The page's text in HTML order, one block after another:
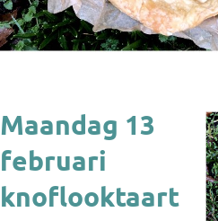
Maandag 13
februari
knoflooktaart